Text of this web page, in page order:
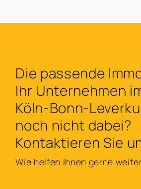
Die passende
Ihr Unternehmen
Köln-Bonn-
noch nicht dabei?
Kontaktieren Sie
Wie helfen Ihnen gerne